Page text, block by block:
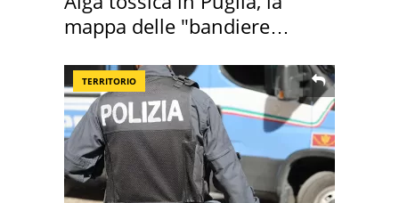
mappa delle "bandiere
TERRITORIO